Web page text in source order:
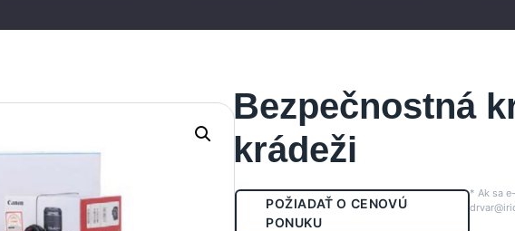
Bezpečnostná
krádeži
POŽIADAŤ O CENOVÚ
PONUKU
* Ak sa